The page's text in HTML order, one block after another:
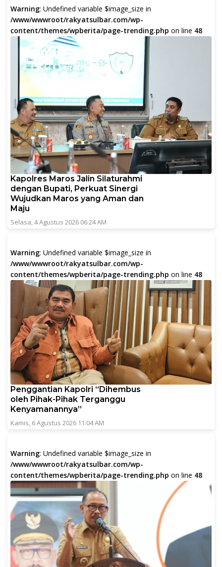
Warning: Undefined variable $image_size in
/www/wwwroot/rakyatsulbar.com/wp-
content/themes/wpberita/page-trending.php on line 48
Kapolres Maros Jalin Silaturahmi
dengan Bupati, Perkuat Sinergi
Wujudkan Maros yang Aman dan
Maju
Selasa, 4 Agustus 2026 06:24 AM
Warning: Undefined variable $image_size in
/www/wwwroot/rakyatsulbar.com/wp-
content/themes/wpberita/page-trending.php on line 48
Penggantian Kapolri “Dihembus
oleh Pihak-Pihak Terganggu
Kenyamanannya”
Kamis, 6 Agustus 2026 11:04 AM
Warning: Undefined variable $image_size in
/www/wwwroot/rakyatsulbar.com/wp-
content/themes/wpberita/page-trending.php on line 48